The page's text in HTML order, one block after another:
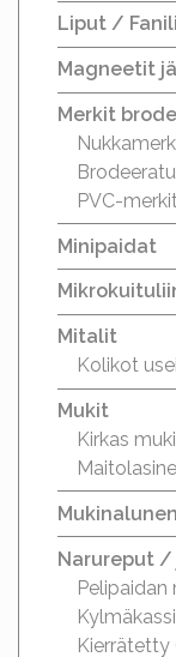
Liput /
Magneetit
Merkit
PVC-
Minipaidat
Mitalit
Kolikot
Mukit
Kirkas
Narureput /
Pelipaidan
Kierrätetty